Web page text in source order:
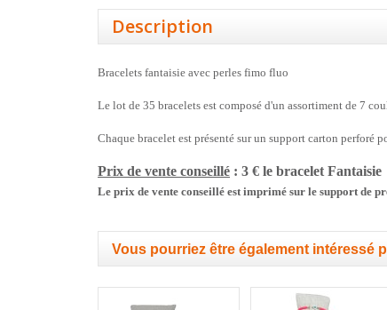
Description
Bracelets fantaisie avec perles fimo fluo
Le lot de 35 bracelets est composé d'un assortiment de 7
Chaque bracelet est présenté sur un support carton perforé
Prix de vente conseillé : 3 € le bracelet Fantaisie
Le prix de vente conseillé est imprimé sur le support de
Vous pourriez être également intéressé